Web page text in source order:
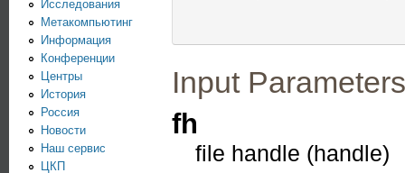
Input Parameters
fh
file handle (handle)
Исследования
Метакомпьютинг
Информация
Конференции
Центры
История
Россия
Новости
Наш сервис
ЦКП